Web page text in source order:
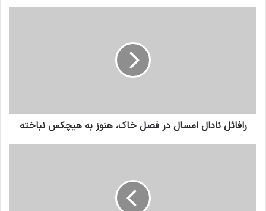
رافائل نادال امسال در فصل خاک، هنوز به هیچکس نباخته